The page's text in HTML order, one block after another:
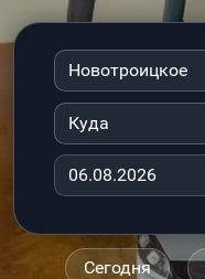
Новотроицкое
Куда
Сегодня